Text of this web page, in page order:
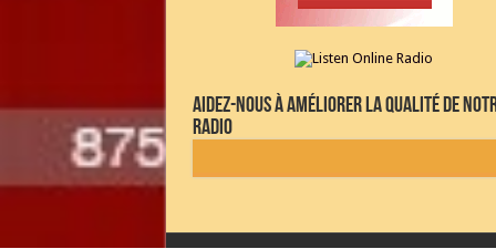
Aidez-nous à améliorer la qualité de
radio